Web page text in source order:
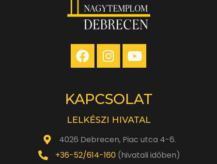
KAPCSOLAT
LELKÉSZI HIVATAL
4026 Debrecen, Piac utca 4-6.
+36-52/614-160(hivatali időben)